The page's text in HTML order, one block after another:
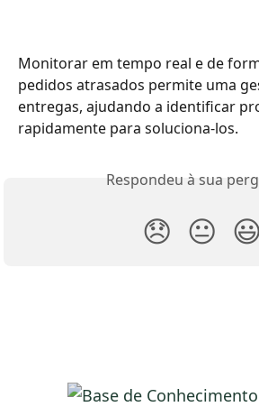
Monitorar em tempo real e de
pedidos atrasados permite uma
entregas, ajudando a identificar
rapidamente para soluciona-los.
Respondeu à sua
😞 😐 😃